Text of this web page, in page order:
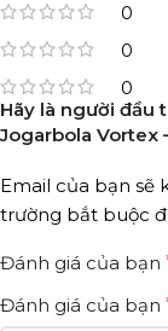
0
0
0
Hãy là người đầu
Jogarbola Vortex
Email của bạn sẽ
trường bắt buộc
Đánh giá của bạn
Đánh giá của bạn